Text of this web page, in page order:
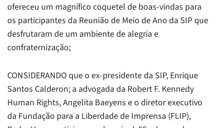
ofereceu um magnífico coquetel de boas-vindas para
os participantes da Reunião de Meio de Ano da SIP que
desfrutaram de um ambiente de alegria e
confraternização;
CONSIDERANDO que o ex-presidente da SIP, Enrique
Santos Calderon; a advogada da Robert F. Kennedy
Human Rights, Angelita Baeyens e o diretor executivo
da Fundação para a Liberdade de Imprensa (FLIP),